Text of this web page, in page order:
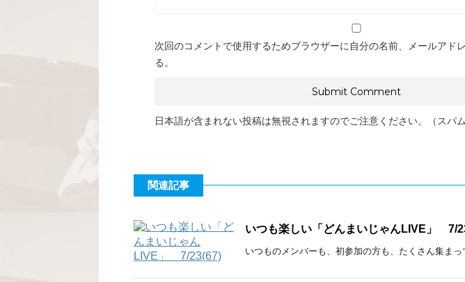
次回のコメントで使用するためブラウザーに自分の名前、メールアド
る。
日本語が含まれない投稿は無視されますのでご注意ください。（スパム
関連記事
いつも楽しい「どんまいじゃんLIVE」 7/
いつものメンバーも、初参加の方も、たくさん集まっ